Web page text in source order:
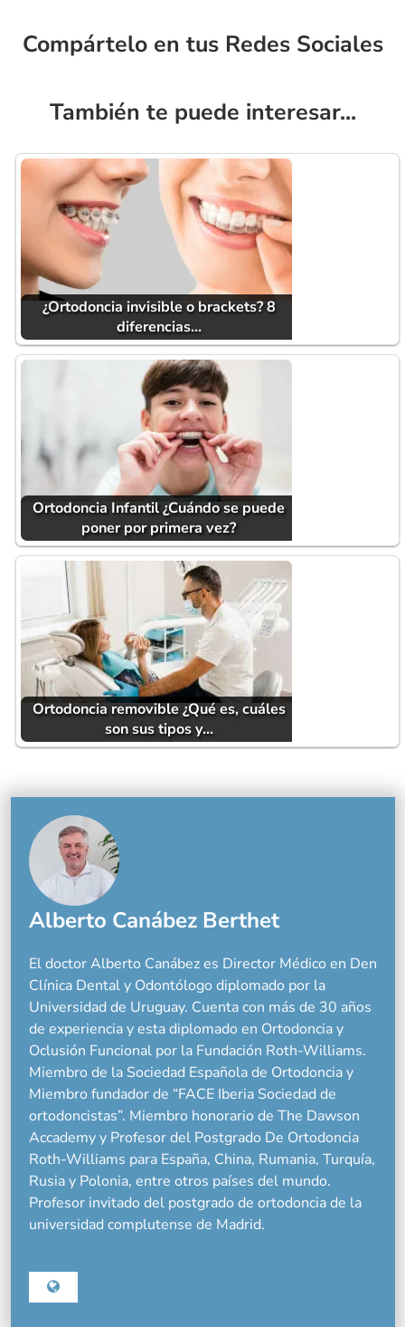
Compártelo en tus Redes Sociales
También te puede interesar...
¿Ortodoncia invisible o brackets? 8
diferencias…
Ortodoncia Infantil ¿Cuándo se puede
poner por primera vez?
Ortodoncia removible ¿Qué es, cuáles
son sus tipos y…
Alberto Canábez Berthet
El doctor Alberto Canábez es Director Médico en Den
Clínica Dental y Odontólogo diplomado por la
Universidad de Uruguay. Cuenta con más de 30 años
de experiencia y esta diplomado en Ortodoncia y
Oclusión Funcional por la Fundación Roth-Williams.
Miembro de la Sociedad Española de Ortodoncia y
Miembro fundador de “FACE Iberia Sociedad de
ortodoncistas”. Miembro honorario de The Dawson
Accademy y Profesor del Postgrado De Ortodoncia
Roth-Williams para España, China, Rumania, Turquía,
Rusia y Polonia, entre otros países del mundo.
Profesor invitado del postgrado de ortodoncia de la
universidad complutense de Madrid.